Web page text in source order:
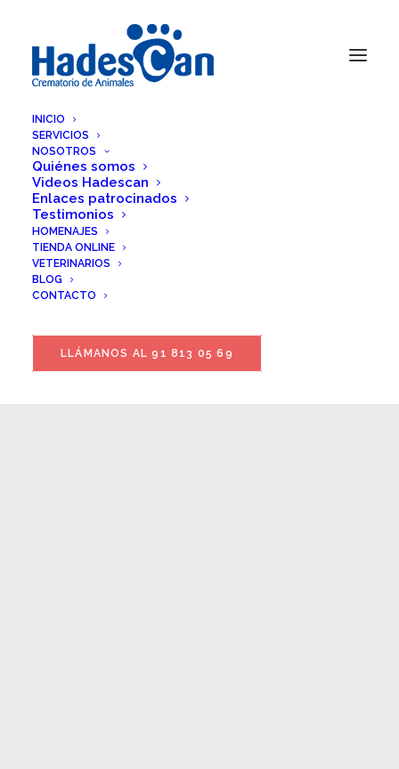
INICIO
SERVICIOS
NOSOTROS
Quiénes somos
Videos Hadescan
Enlaces patrocinados
Testimonios
HOMENAJES
TIENDA ONLINE
VETERINARIOS
BLOG
CONTACTO
LLÁMANOS AL 91 813 05 69